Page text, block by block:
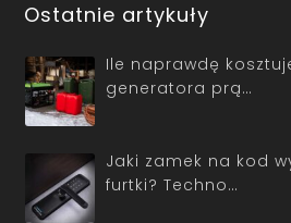
Ostatnie artykuły
Ile naprawdę
generatora prą…
Jaki zamek na kod
furtki? Techno…